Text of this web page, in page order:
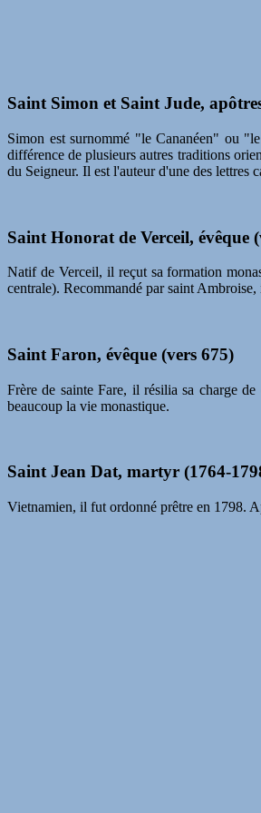
Saint Simon et Saint Jude,
Simon est surnommé "le Cananéen" ou
différence de plusieurs autres traditions
du Seigneur. Il est l'auteur d'une des lettres
Saint Honorat de Verceil, évêque
Natif de Verceil, il reçut sa formation
centrale). Recommandé par saint
Saint Faron, évêque (vers 675)
Frère de sainte Fare, il résilia sa charge
beaucoup la vie monastique.
Saint Jean Dat, martyr (1764-
Vietnamien, il fut ordonné prêtre en 1798.